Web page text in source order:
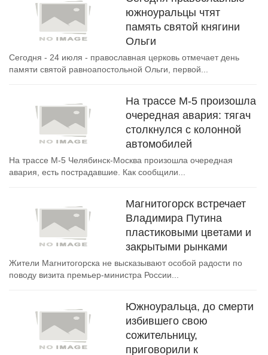
южноуральцы чтят
память святой княгини
Ольги
Сегодня - 24 июля - православная церковь отмечает день
памяти святой равноапостольной Ольги, первой...
На трассе М-5 произошла
очередная авария: тягач
столкнулся с колонной
автомобилей
На трассе М-5 Челябинск-Москва произошла очередная
авария, есть пострадавшие. Как сообщили...
Магнитогорск встречает
Владимира Путина
пластиковыми цветами и
закрытыми рынками
Жители Магнитогорска не высказывают особой радости по
поводу визита премьер-министра России...
Южноуральца, до смерти
избившего свою
сожительницу,
приговорили к